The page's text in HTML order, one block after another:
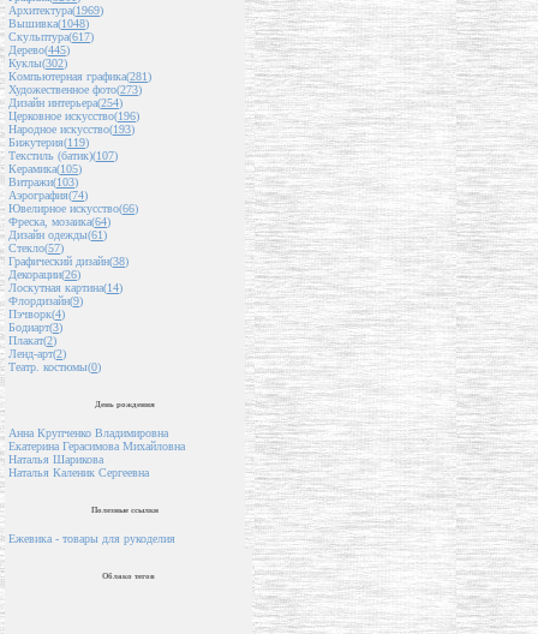
Архитектура(1969)
Вышивка(1048)
Скульптура(617)
Дерево(445)
Куклы(302)
Компьютерная графика(281)
Художественное фото(273)
Дизайн интерьера(254)
Церковное искусство(196)
Народное искусство(193)
Бижутерия(119)
Текстиль (батик)(107)
Керамика(105)
Витражи(103)
Аэрография(74)
Ювелирное искусство(66)
Фреска, мозаика(64)
Дизайн одежды(61)
Стекло(57)
Графический дизайн(38)
Декорации(26)
Лоскутная картина(14)
Флордизайн(9)
Пэчворк(4)
Бодиарт(3)
Плакат(2)
Ленд-арт(2)
Театр. костюмы(0)
День рождения
Анна Крупченко Владимировна
Екатерина Герасимова Михайловна
Наталья Шарикова
Наталья Каленик Сергеевна
Полезные ссылки
Ежевика - товары для рукоделия
Облако тегов